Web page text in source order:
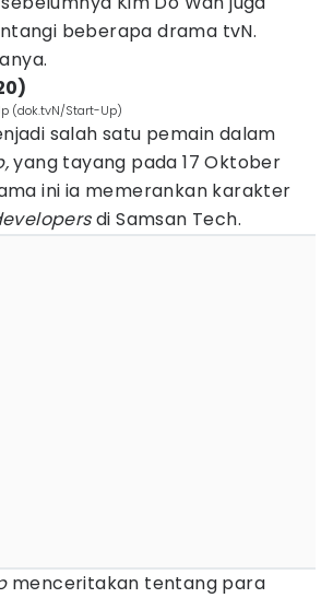
beberapa drama tvN.
(dok.tvN/Start-Up)
salah satu pemain dalam
yang tayang pada 17 Oktober
ini ia memerankan karakter
di Samsan Tech.
menceritakan tentang para